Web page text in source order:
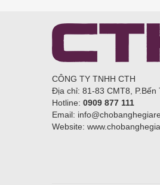
CÔNG TY TNHH CTH
Địa chỉ: 81-83 CMT8, P.Bến
Hotline: 0909 877 111
Email:
Website: